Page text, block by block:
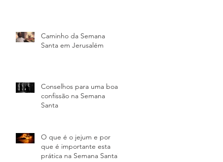
Caminho da Semana
Santa em Jerusalém
Conselhos para uma boa
confissão na Semana
Santa
O que é o jejum e por
que é importante esta
prática na Semana Santa?